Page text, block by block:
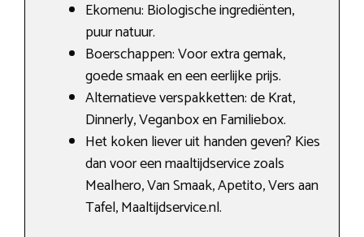
Ekomenu: Biologische ingrediënten,
puur natuur.
Boerschappen: Voor extra gemak,
goede smaak en een eerlijke prijs.
Alternatieve verspakketten: de Krat,
Dinnerly, Veganbox en Familiebox.
Het koken liever uit handen geven? Kies
dan voor een maaltijdservice zoals
Mealhero, Van Smaak, Apetito, Vers aan
Tafel, Maaltijdservice.nl.